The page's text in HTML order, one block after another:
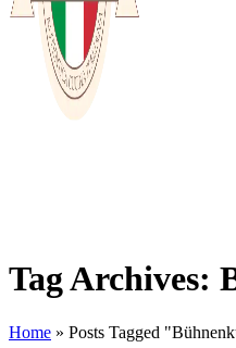
Tag Archives:
Home » Posts Tagged